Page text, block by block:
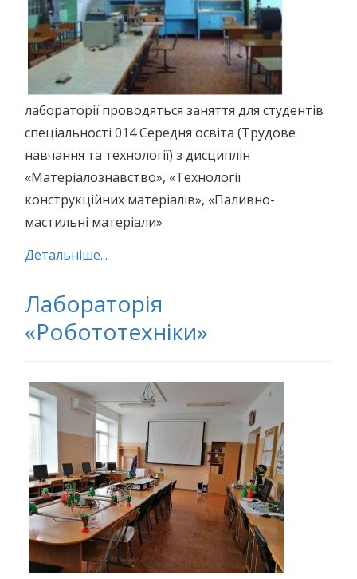
лабораторії проводяться заняття для студентів
спеціальності 014 Середня освіта (Трудове
навчання та технології) з дисциплін
«Матеріалознавство», «Технології
конструкційних матеріалів», «Паливно-
мастильні матеріали»
Детальніше...
Лабораторія
«Робототехніки»